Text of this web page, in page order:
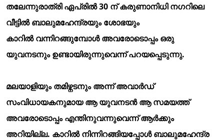
തലേന്നുരാത്രി ഏപ്രില്30 ന് കരുണാനിധി നഗറിലെ
വീട്ടില്ബാലുമഹേന്ദ്രയും ശോഭയും
കാറില്വന്നിറങ്ങുമ്പോള്അവരോടൊപ്പം ഒരു
യുവനടനും ഉണ്ടായിരുന്നുവെന്ന് പറയപ്പെടുന്നു.
മലയാളിയും തമിഴ്നടനും അന്ന് അവാര്ഡ്
സംവിധായകനുമായ ആ യുവനടന്ആ സമയത്ത്
അവരോടൊപ്പം എന്തിനുവന്നുവെന്ന് ആര്ക്കും
അറിയില്ല. കാറില്നിന്നിറങ്ങിയപ്പോള്ബാലുമഹേന്ദ്ര